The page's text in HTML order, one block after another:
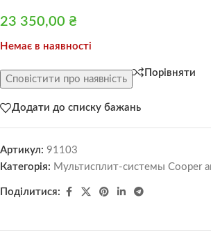
23 350,00 ₴
Немає в наявності
Сповістити про наявність
Порівняти
Додати до списку бажань
Артикул: 91103
Категорія: Мультисплит-системы Cooper
Поділитися: